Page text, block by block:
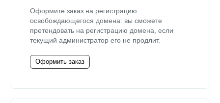
Оформите заказ на регистрацию
освобождающегося домена: вы сможете
претендовать на регистрацию домена, если
текущий администратор его не продлит.
Оформить заказ